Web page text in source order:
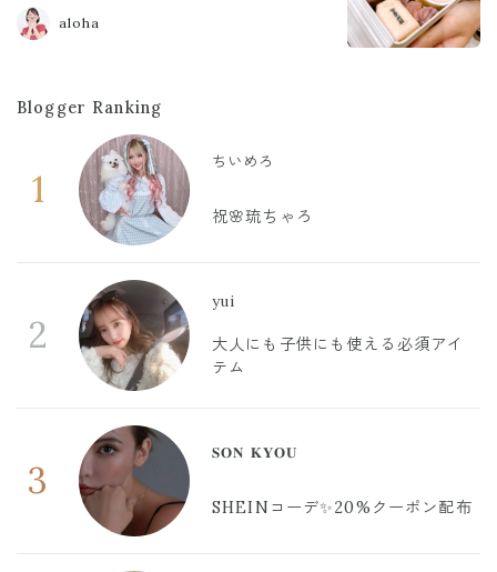
aloha
Blogger Ranking
1
ちいめろ
祝🌸琉ちゃろ
2
yui
大人にも子供にも使える必須アイ
テム
3
𝐒𝐎𝐍 𝐊𝐘𝐎𝐔
SHEINコーデ✨20%クーポン配布